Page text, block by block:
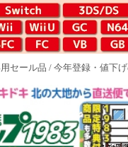
セール品 / 今年登録・値下